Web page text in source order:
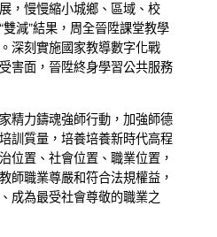
，慢慢縮小城鄉、區域、校
減”結果，周全晉陞課堂教學
深刻實施國家教導數字化戰
害面，晉陞終身學習公共服務
精力鑄魂強師行動，加強師德
訓質量，培養培養新時代高程
位置、社會位置、職業位置，
師職業尊嚴和符合法規權益，
成為最受社會尊敬的職業之